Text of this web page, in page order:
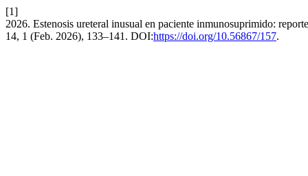
[1]
2026. Estenosis ureteral inusual en paciente inmunosuprimido:
14, 1 (Feb. 2026), 133–141. DOI:https://doi.org/10.56867/157.